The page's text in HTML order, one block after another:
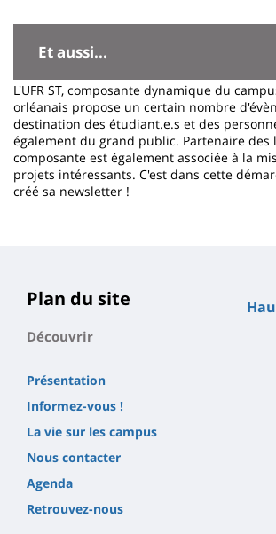
Contenu
de
la
page
principale
Et aussi...
L'UFR ST, composante dynamique du
orléanais propose un certain nombre
destination des étudiant.e.s et des
également du grand public. Partenaire des
composante est également associée à la
projets intéressants. C'est dans cette
créé sa newsletter !
Plan du site
Découvrir
Présentation
Informez-vous !
La vie sur les campus
Nous contacter
Agenda
Retrouvez-nous